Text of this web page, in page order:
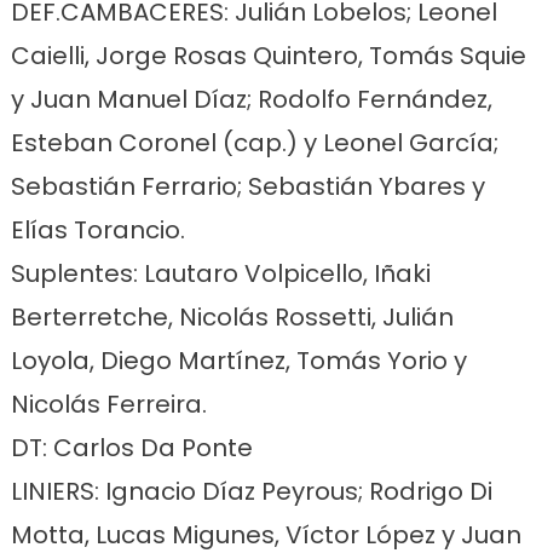
DEF.CAMBACERES: Julián Lobelos; Leonel
Caielli, Jorge Rosas Quintero, Tomás Squie
y Juan Manuel Díaz; Rodolfo Fernández,
Esteban Coronel (cap.) y Leonel García;
Sebastián Ferrario; Sebastián Ybares y
Elías Torancio.
Suplentes: Lautaro Volpicello, Iñaki
Berterretche, Nicolás Rossetti, Julián
Loyola, Diego Martínez, Tomás Yorio y
Nicolás Ferreira.
DT: Carlos Da Ponte
LINIERS: Ignacio Díaz Peyrous; Rodrigo Di
Motta, Lucas Migunes, Víctor López y Juan